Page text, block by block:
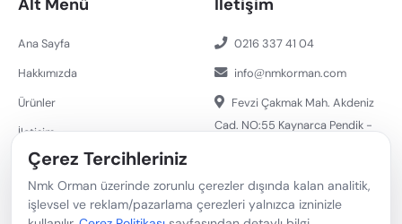
Alt Menü
Ana Sayfa
Hakkımızda
Ürünler
İletişim
İletişim
0216 337 41 04
info
nmkorman.com
Fevzi Çakmak Mah. Akdeniz
Cad. NO:55 Kaynarca Pendik -
Copyright © 2023 Nemka Yapı Tic. Ltd. Şti. | Tüm Hakları
Çerez Tercihleriniz
Nmk Orman üzerinde zorunlu çerezler dışında kalan analitik,
işlevsel ve reklam/pazarlama çerezleri yalnızca izninizle